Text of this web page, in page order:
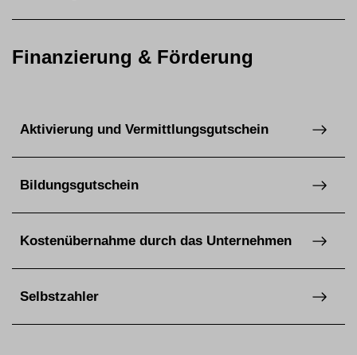
Finanzierung & Förderung
Aktivierung und Vermittlungsgutschein
Bildungsgutschein
Kostenübernahme durch das Unternehmen
Selbstzahler